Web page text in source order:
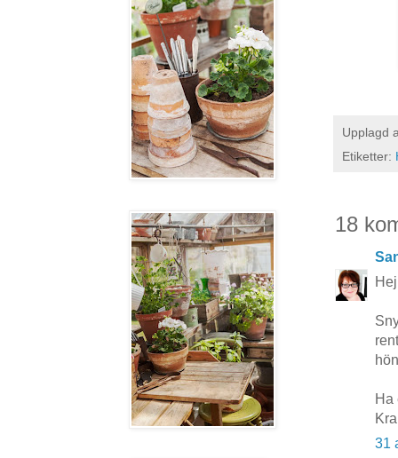
Upplagd
Etiketter:
18
Ha
31